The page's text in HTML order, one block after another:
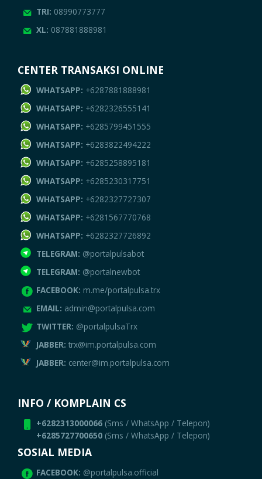
TRI: 08990773777
XL: 087881888981
CENTER TRANSAKSI ONLINE
WHATSAPP: +6287881888981
WHATSAPP: +6282326555141
WHATSAPP: +6285799451555
WHATSAPP: +6283822494222
WHATSAPP: +6285258895181
WHATSAPP: +6285230317751
WHATSAPP: +6282327727307
WHATSAPP: +6281567770768
WHATSAPP: +6282327726892
TELEGRAM: @portalpulsabot
TELEGRAM: @portalnewbot
FACEBOOK: m.me/portalpulsa.trx
EMAIL: admin@portalpulsa.com
TWITTER: @portalpulsaTrx
JABBER:trx@im.portalpulsa.com
JABBER: center@im.portalpulsa.com
INFO / KOMPLAIN CS
+6282313000066 (Sms / WhatsApp / Telepon)
+6285727700650 (Sms / WhatsApp / Telepon)
SOSIAL MEDIA
FACEBOOK: @portalpulsa.official